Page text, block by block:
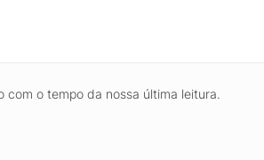
o tempo da nossa última leitura.